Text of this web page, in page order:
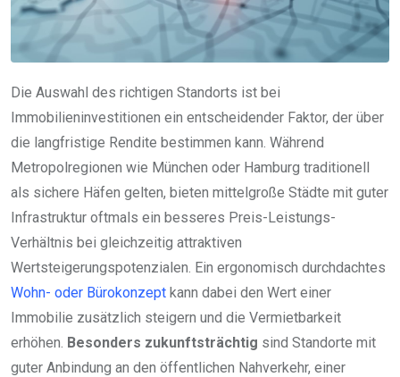
Die Auswahl des richtigen Standorts ist bei
Immobilieninvestitionen ein entscheidender Faktor, der über
die langfristige Rendite bestimmen kann. Während
Metropolregionen wie München oder Hamburg traditionell
als sichere Häfen gelten, bieten mittelgroße Städte mit guter
Infrastruktur oftmals ein besseres Preis-Leistungs-
Verhältnis bei gleichzeitig attraktiven
Wertsteigerungspotenzialen. Ein ergonomisch durchdachtes
Wohn- oder Bürokonzept kann dabei den Wert einer
Immobilie zusätzlich steigern und die Vermietbarkeit
erhöhen. Besonders zukunftsträchtig sind Standorte mit
guter Anbindung an den öffentlichen Nahverkehr, einer